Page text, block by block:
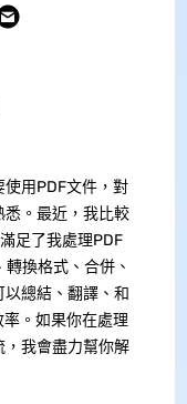
用PDF文件，對
。最近，我比較
足了我處理PDF
換格式、合併、
總結、翻譯、和
。如果你在處理
，我會盡力幫你解